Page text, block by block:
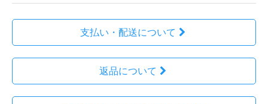
支払い・配送について
返品について